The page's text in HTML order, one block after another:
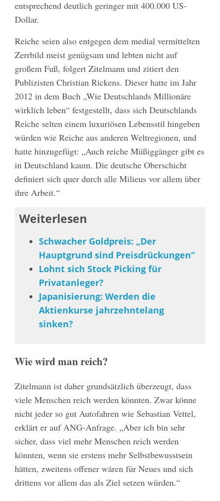
entsprechend deutlich geringer mit 400.000 US-
Dollar.
Reiche seien also entgegen dem medial vermittelten
Zerrbild meist genügsam und lebten nicht auf
großem Fuß, folgert Zitelmann und zitiert den
Publizisten Christian Rickens. Dieser hatte im Jahr
2012 in dem Buch „Wie Deutschlands Millionäre
wirklich leben“ festgestellt, dass sich Deutschlands
Reiche selten einem luxuriösen Lebensstil hingeben
würden wie Reiche aus anderen Weltregionen, und
hatte hinzugefügt: „Auch reiche Müßiggänger gibt es
in Deutschland kaum. Die deutsche Oberschicht
definiert sich quer durch alle Milieus vor allem über
ihre Arbeit.“
Weiterlesen
Schwacher Goldpreis: „Der
Hauptgrund sind Preisdrückungen“
Lohnt sich Stock Picking für
Privatanleger?
Japanisierung: Werden die
Aktienkurse jahrzehntelang
sinken?
Wie wird man reich?
Zitelmann ist daher grundsätzlich überzeugt, dass
viele Menschen reich werden könnten. Zwar könne
nicht jeder so gut Autofahren wie Sebastian Vettel,
erklärt er auf ANG-Anfrage. „Aber ich bin sehr
sicher, dass viel mehr Menschen reich werden
könnten, wenn sie erstens mehr Selbstbewusstsein
hätten, zweitens offener wären für Neues und sich
drittens vor allem das als Ziel setzen würden.“